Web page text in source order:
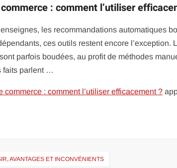
: comment l’utiliser
les recommandations automatiques
ces outils restent encore l’exception.
parfois boudées, au profit de méthodes
faits parlent …
: comment l’utiliser efficacement ?
AVANTAGES ET INCONVÉNIENTS